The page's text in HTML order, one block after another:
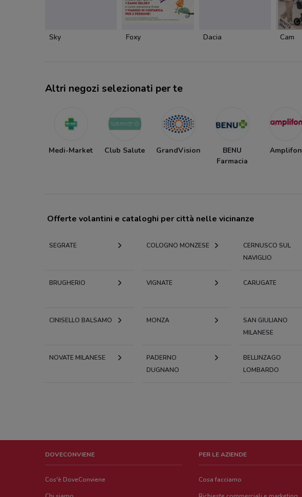
Sky Foxy Dacia Cam
Altri negozi selezionati per te
Medi-Market Club Salute GrandVision
BENU
Farmacia
Amplifon
Offerte volantini e cataloghi per città nelle vicinanze
SEGRATE COLOGNO MONZESE
CERNUSCO SUL
NAVIGLIO
BRUGHERIO VIGNATE CARUGATE
CINISELLO BALSAMO MONZA
SAN GIULIANO
MILANESE
NOVATE MILANESE
PADERNO
DUGNANO
BELLINZAGO
LOMBARDO
DOVECONVIENE
Cos'è DoveConviene
PER LE AZIENDE
Cosa facciamo